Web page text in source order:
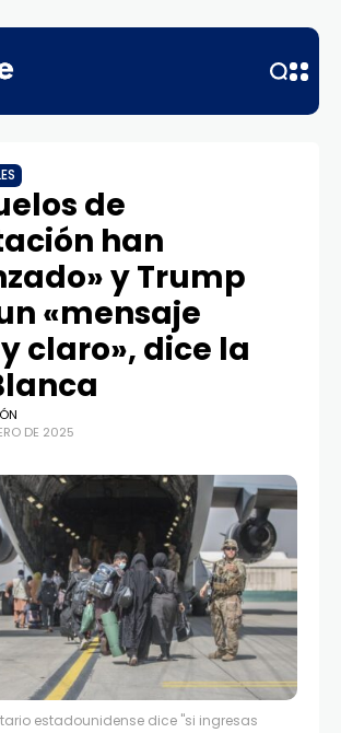
de
han
y Trump
«mensaje
claro», dice la
DE 2025
estadounidense dice "si ingresas